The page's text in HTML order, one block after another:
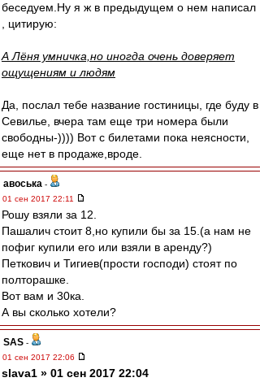
беседуем.Ну я ж в предыдущем о нем написал
, цитирую:
А Лёня умничка,но иногда очень доверяет
ощущениям и людям
Да, послал тебе название гостиницы, где буду в
Севилье, вчера там еще три номера были
свободны-)))) Вот с билетами пока неясности,
еще нет в продаже,вроде.
авоська -
01 сен 2017 22:11
Рошу взяли за 12.
Пашалич стоит 8,но купили бы за 15.(а нам не
пофиг купили его или взяли в аренду?)
Петкович и Тигиев(прости господи) стоят по
полторашке.
Вот вам и 30ка.
А вы сколько хотели?
SAS -
01 сен 2017 22:06
slava1 » 01 сен 2017 22:04